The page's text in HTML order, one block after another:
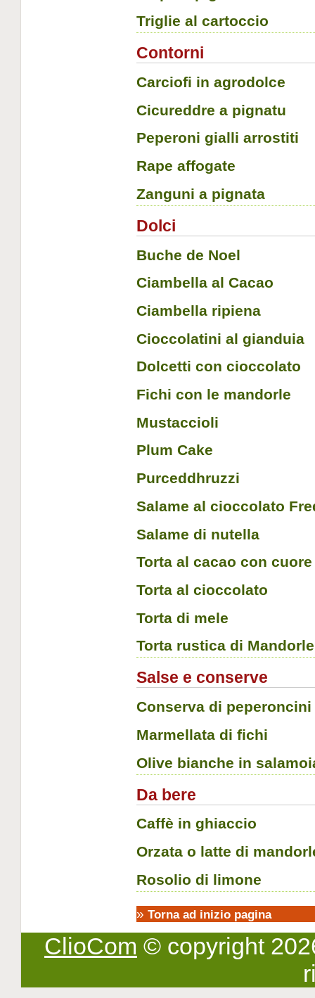
Triglie al cartoccio
Contorni
Carciofi in agrodolce
Cicureddre a pignatu
Peperoni gialli arrostiti
Rape affogate
Zanguni a pignata
Dolci
Buche de Noel
Ciambella al Cacao
Ciambella ripiena
Cioccolatini al gianduia
Dolcetti con cioccolato
Fichi con le mandorle
Mustaccioli
Plum Cake
Purceddhruzzi
Salame al cioccolato
Salame di nutella
Torta al cacao con
Torta al cioccolato
Torta di mele
Torta rustica di Mandorle
Salse e conserve
Conserva di peperoncini
Marmellata di fichi
Olive bianche in
Da bere
Caffè in ghiaccio
Orzata o latte di
Rosolio di limone
» Torna ad inizio pagina
ClioCom © copyright